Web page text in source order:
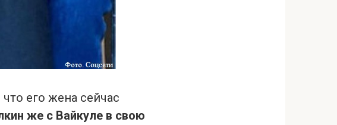
его жена сейчас
же с Вайкуле в свою